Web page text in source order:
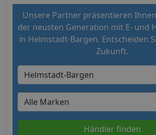
Unsere Partner präsentieren
der neusten Generation mit E- und
in Helmstadt-Bargen. Entscheiden
Zukunft.
Händler finden